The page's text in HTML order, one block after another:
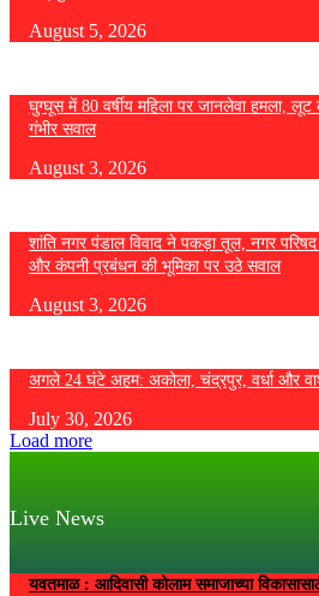
August 5, 2026
घुग्घूस में 80 वर्षीय महिला पर जानलेवा हमला,
गंभीर सवाल
August 3, 2026
शांति नगर पंडाल विवाद ने पकड़ा तूल, नगर
और कंपनी प्रबंधन की भूमिका पर उठे सवाल
August 3, 2026
अगले 24 घंटे अहम: अकोला, चंद्रपुर, वर्धा और
July 30, 2026
Load more
Live News
यवतमाळ : आदिवासी कोलाम समाजाच्या